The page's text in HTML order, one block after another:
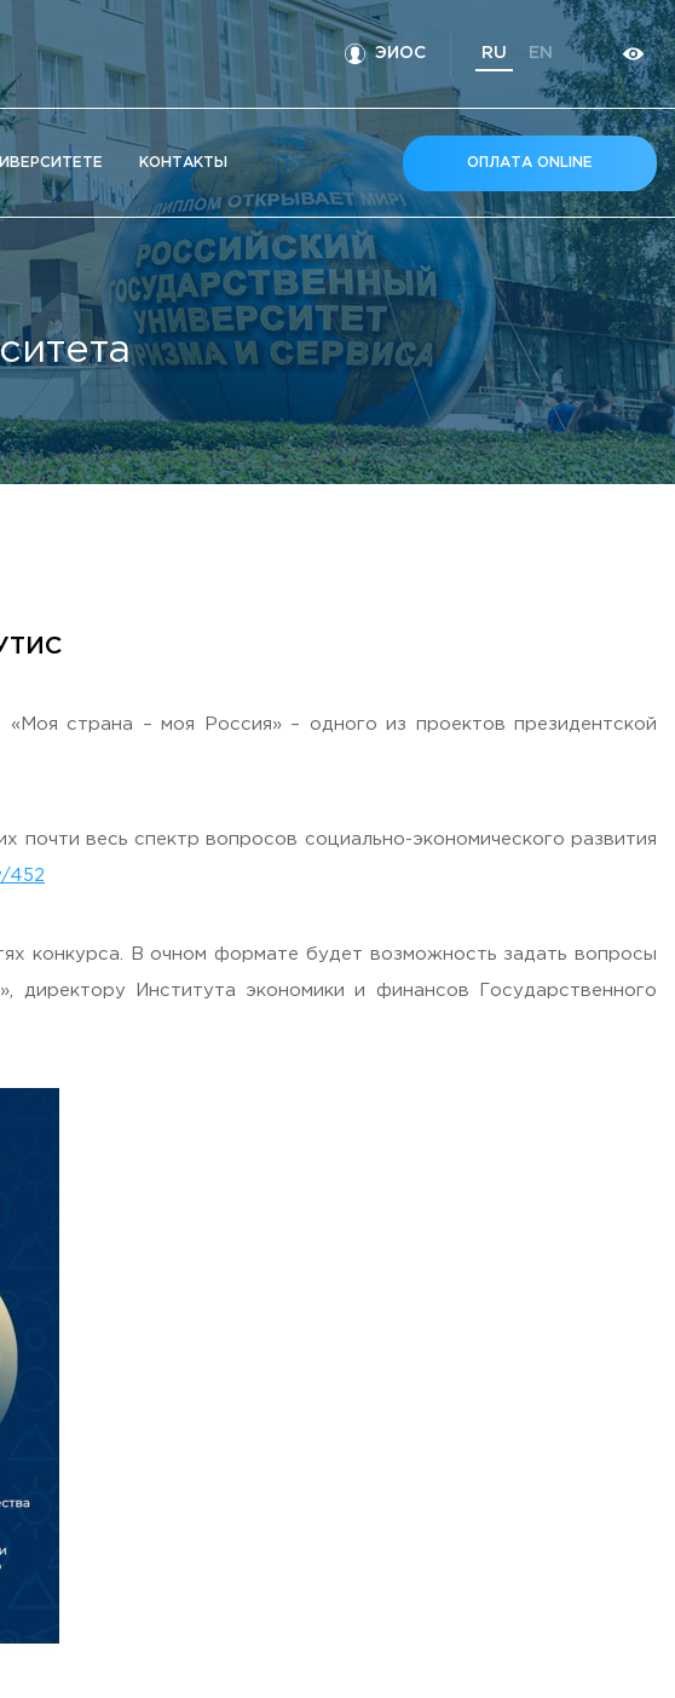
ЭИОС RU EN
КOНТАКТЫ ОПЛАТА ONLINE
страна – моя Россия» – одного из проектов президентской
весь спектр вопросов социально-экономического развития
452
конкурса. В очном формате будет возможность задать вопросы
директору Института экономики и финансов Государственного